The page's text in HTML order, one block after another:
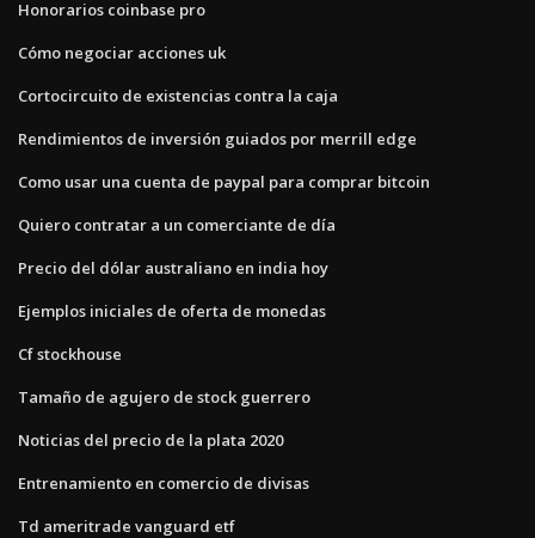
Honorarios coinbase pro
Cómo negociar acciones uk
Cortocircuito de existencias contra la caja
Rendimientos de inversión guiados por merrill edge
Como usar una cuenta de paypal para comprar bitcoin
Quiero contratar a un comerciante de día
Precio del dólar australiano en india hoy
Ejemplos iniciales de oferta de monedas
Cf stockhouse
Tamaño de agujero de stock guerrero
Noticias del precio de la plata 2020
Entrenamiento en comercio de divisas
Td ameritrade vanguard etf